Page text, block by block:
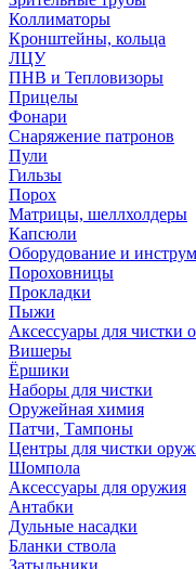
Коллиматоры
Кронштейны, кольца
ЛЦУ
ПНВ и Тепловизоры
Прицелы
Фонари
Снаряжение патронов
Пули
Гильзы
Порох
Матрицы, шеллхолдеры
Капсюли
Оборудование и
Пороховницы
Прокладки
Пыжи
Аксессуары для чистки
Вишеры
Ёршики
Наборы для чистки
Оружейная химия
Патчи, Тампоны
Центры для чистки
Шомпола
Аксессуары для оружия
Антабки
Дульные насадки
Бланки ствола
Затыльники